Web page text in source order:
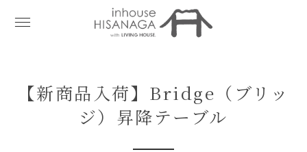
【新商品入荷】Bridge（ブリッ
ジ）昇降テーブル